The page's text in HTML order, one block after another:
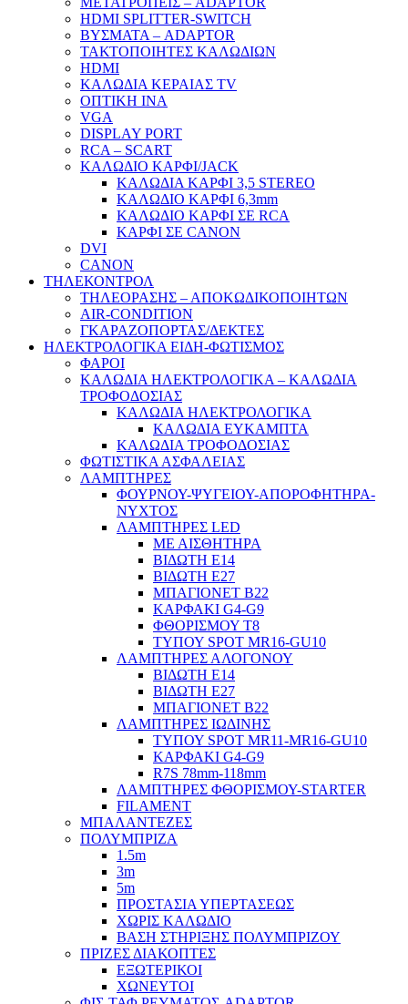
HDMI SPLITTER-SWITCH
ΒΥΣΜΑΤΑ – ADAPTOR
ΤΑΚΤΟΠΟΙΗΤΕΣ ΚΑΛΩΔΙΩΝ
HDMI
ΚΑΛΩΔΙΑ ΚΕΡΑΙΑΣ TV
ΟΠΤΙΚΗ ΙΝΑ
VGA
DISPLAY PORT
RCA – SCART
ΚΑΛΩΔΙΟ ΚΑΡΦΙ/JACK
ΚΑΛΩΔΙΑ ΚΑΡΦΙ 3,5 STEREO
ΚΑΛΩΔΙΟ ΚΑΡΦΙ 6,3mm
ΚΑΛΩΔΙΟ ΚΑΡΦΙ ΣΕ RCA
ΚΑΡΦΙ ΣΕ CANON
DVI
CANON
ΤΗΛΕΚΟΝΤΡΟΛ
ΤΗΛΕΟΡΑΣΗΣ – ΑΠΟΚΩΔΙΚΟΠΟΙΗΤΩΝ
AIR-CONDITION
ΓΚΑΡΑΖΟΠΟΡΤΑΣ/ΔΕΚΤΕΣ
ΗΛΕΚΤΡΟΛΟΓΙΚΑ ΕΙΔΗ-ΦΩΤΙΣΜΟΣ
ΦΑΡΟΙ
ΚΑΛΩΔΙΑ ΗΛΕΚΤΡΟΛΟΓΙΚΑ – ΚΑΛΩΔΙΑ
ΤΡΟΦΟΔΟΣΙΑΣ
ΚΑΛΩΔΙΑ ΗΛΕΚΤΡΟΛΟΓΙΚΑ
ΚΑΛΩΔΙΑ ΕΥΚΑΜΠΤΑ
ΚΑΛΩΔΙΑ ΤΡΟΦΟΔΟΣΙΑΣ
ΦΩΤΙΣΤΙΚΑ ΑΣΦΑΛΕΙΑΣ
ΛΑΜΠΤΗΡΕΣ
ΦΟΥΡΝΟΥ-ΨΥΓΕΙΟΥ-ΑΠΟΡΟΦΗΤΗΡΑ-
ΝΥΧΤΟΣ
ΛΑΜΠΤΗΡΕΣ LED
ΜΕ ΑΙΣΘΗΤΗΡΑ
ΒΙΔΩΤΗ Ε14
ΒΙΔΩΤΗ Ε27
ΜΠΑΓΙΟΝΕΤ Β22
ΚΑΡΦΑΚΙ G4-G9
ΦΘΟΡΙΣΜΟΥ Τ8
ΤΥΠΟΥ SPOT MR16-GU10
ΛΑΜΠΤΗΡΕΣ ΑΛΟΓΟΝΟΥ
ΒΙΔΩΤΗ Ε14
ΒΙΔΩΤΗ Ε27
ΜΠΑΓΙΟΝΕΤ Β22
ΛΑΜΠΤΗΡΕΣ ΙΩΔΙΝΗΣ
ΤΥΠΟΥ SPOT MR11-MR16-GU10
ΚΑΡΦΑΚΙ G4-G9
R7S 78mm-118mm
ΛΑΜΠΤΗΡΕΣ ΦΘΟΡΙΣΜΟΥ-STARTER
FILAMENT
ΜΠΑΛΑΝΤΕΖΕΣ
ΠΟΛΥΜΠΡΙΖΑ
1.5m
3m
5m
ΠΡΟΣΤΑΣΙΑ ΥΠΕΡΤΑΣΕΩΣ
ΧΩΡΙΣ ΚΑΛΩΔΙΟ
ΒΑΣΗ ΣΤΗΡΙΞΗΣ ΠΟΛΥΜΠΡΙΖΟΥ
ΠΡΙΖΕΣ ΔΙΑΚΟΠΤΕΣ
ΕΞΩΤΕΡΙΚΟΙ
ΧΩΝΕΥΤΟΙ